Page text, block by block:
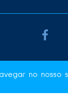
no nosso